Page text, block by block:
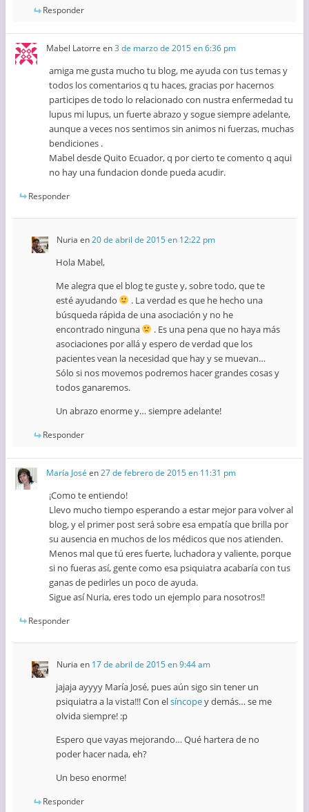
Responder
Mabel Latorre en3 de marzo de 2015 en 6:36 pm
amiga me gusta mucho tu blog, me ayuda con tus temas y
todos los comentarios q tu haces, gracias por hacernos
participes de todo lo relacionado con nustra enfermedad tu
lupus mi lupus, un fuerte abrazo y sogue siempre adelante,
aunque a veces nos sentimos sin animos ni fuerzas, muchas
bendiciones .
Mabel desde Quito Ecuador, q por cierto te comento q aqui
no hay una fundacion donde pueda acudir.
Responder
Nuria en20 de abril de 2015 en 12:22 pm
Hola Mabel,
Me alegra que el blog te guste y, sobre todo, que te
esté ayudando
. La verdad es que he hecho una
búsqueda rápida de una asociación y no he
encontrado ninguna
. Es una pena que no haya más
asociaciones por allá y espero de verdad que los
pacientes vean la necesidad que hay y se muevan…
Sólo si nos movemos podremos hacer grandes cosas y
todos ganaremos.
Un abrazo enorme y… siempre adelante!
Responder
María José en27 de febrero de 2015 en 11:31 pm
¡Como te entiendo!
Llevo mucho tiempo esperando a estar mejor para volver al
blog, y el primer post será sobre esa empatía que brilla por
su ausencia en muchos de los médicos que nos atienden.
Menos mal que tú eres fuerte, luchadora y valiente, porque
si no fueras así, gente como esa psiquiatra acabaría con tus
ganas de pedirles un poco de ayuda.
Sigue así Nuria, eres todo un ejemplo para nosotros!!
Responder
Nuria en 17 de abril de 2015 en 9:44 am
jajaja ayyyy María José, pues aún sigo sin tener un
psiquiatra a la vista!!! Con elsíncopey demás… se me
olvida siempre! :p
Espero que vayas mejorando… Qué hartera de no
poder hacer nada, eh?
Un beso enorme!
Responder